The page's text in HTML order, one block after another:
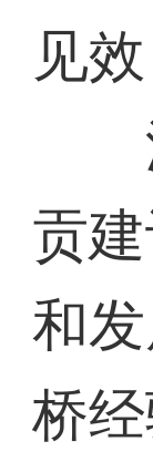
见效
深
贡
和
桥